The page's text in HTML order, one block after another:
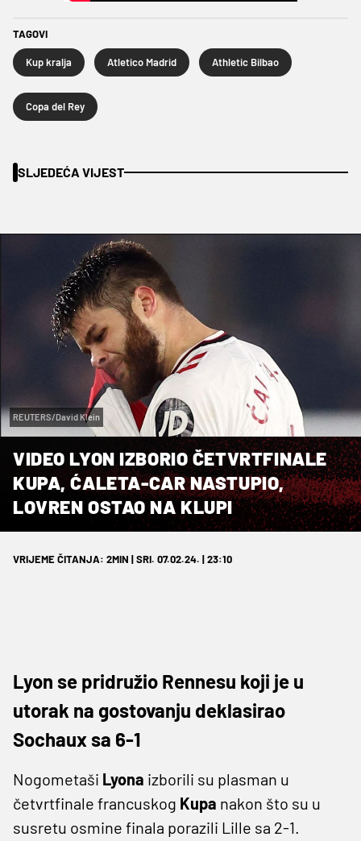
TAGOVI
Kup kralja Atletico Madrid Athletic Bilbao
Copa del Rey
SLJEDEĆA VIJEST
REUTERS/David Klein
VIDEO LYON IZBORIO ČETVRTFINALE
KUPA, ĆALETA-CAR NASTUPIO,
LOVREN OSTAO NA KLUPI
VRIJEME ČITANJA: 2MIN | SRI. 07.02.24. | 23:10
Lyon se pridružio Rennesu koji je u
utorak na gostovanju deklasirao
Sochaux sa 6-1
Nogometaši Lyona izborili su plasman u
četvrtfinale francuskog Kupa nakon što su u
susretu osmine finala porazili Lille sa 2-1.